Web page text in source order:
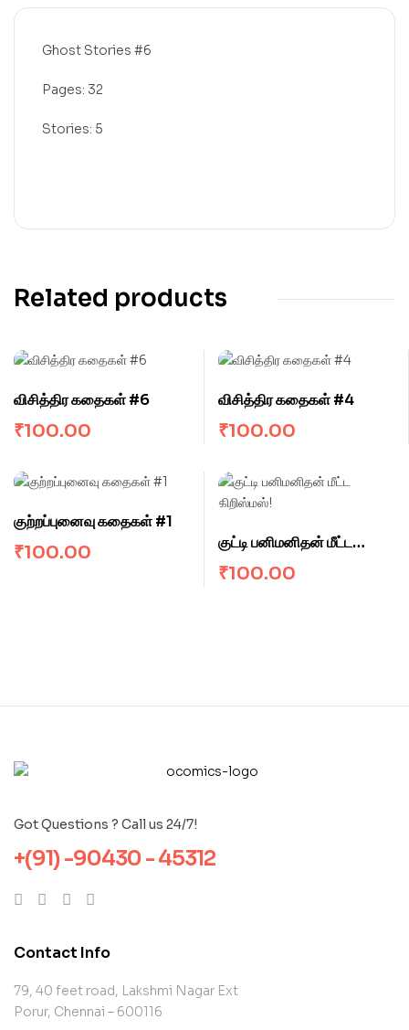
Ghost Stories #6
Pages: 32
Stories: 5
Related products
விசித்திர கதைகள் #6
₹100.00
விசித்திர கதைகள் #4
₹100.00
குற்றப்புனைவு கதைகள் #1
₹100.00
குட்டி பனிமனிதன் மீட்ட
கிறிஸ்மஸ்!
₹100.00
Got Questions ? Call us 24/7!
+(91) -90430 - 45312
Contact Info
79, 40 feet road, Lakshmi Nagar Ext
Porur, Chennai – 600116